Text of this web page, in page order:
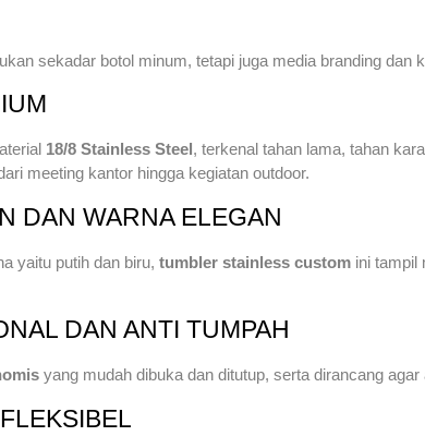
sekadar botol minum, tetapi juga media branding
18/8 Stainless Steel, terkenal tahan lama, tahan
meeting kantor hingga kegiatan outdoor.
DAN WARNA ELEGAN
yaitu putih dan biru, tumbler stainless custom ini tampil
DAN ANTI TUMPAH
yang mudah dibuka dan ditutup, serta dirancang